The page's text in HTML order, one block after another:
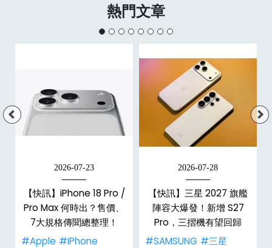
熱門文章
2026-07-23
【快訊】iPhone 18 Pro /
Pro Max 何時出？售價、
7大規格傳聞總整理！
#Apple #iPhone
2026-07-28
【快訊】三星 2027 旗艦
陣容大爆發！新增 S27
Pro，三摺機有望回歸
#SAMSUNG #三星